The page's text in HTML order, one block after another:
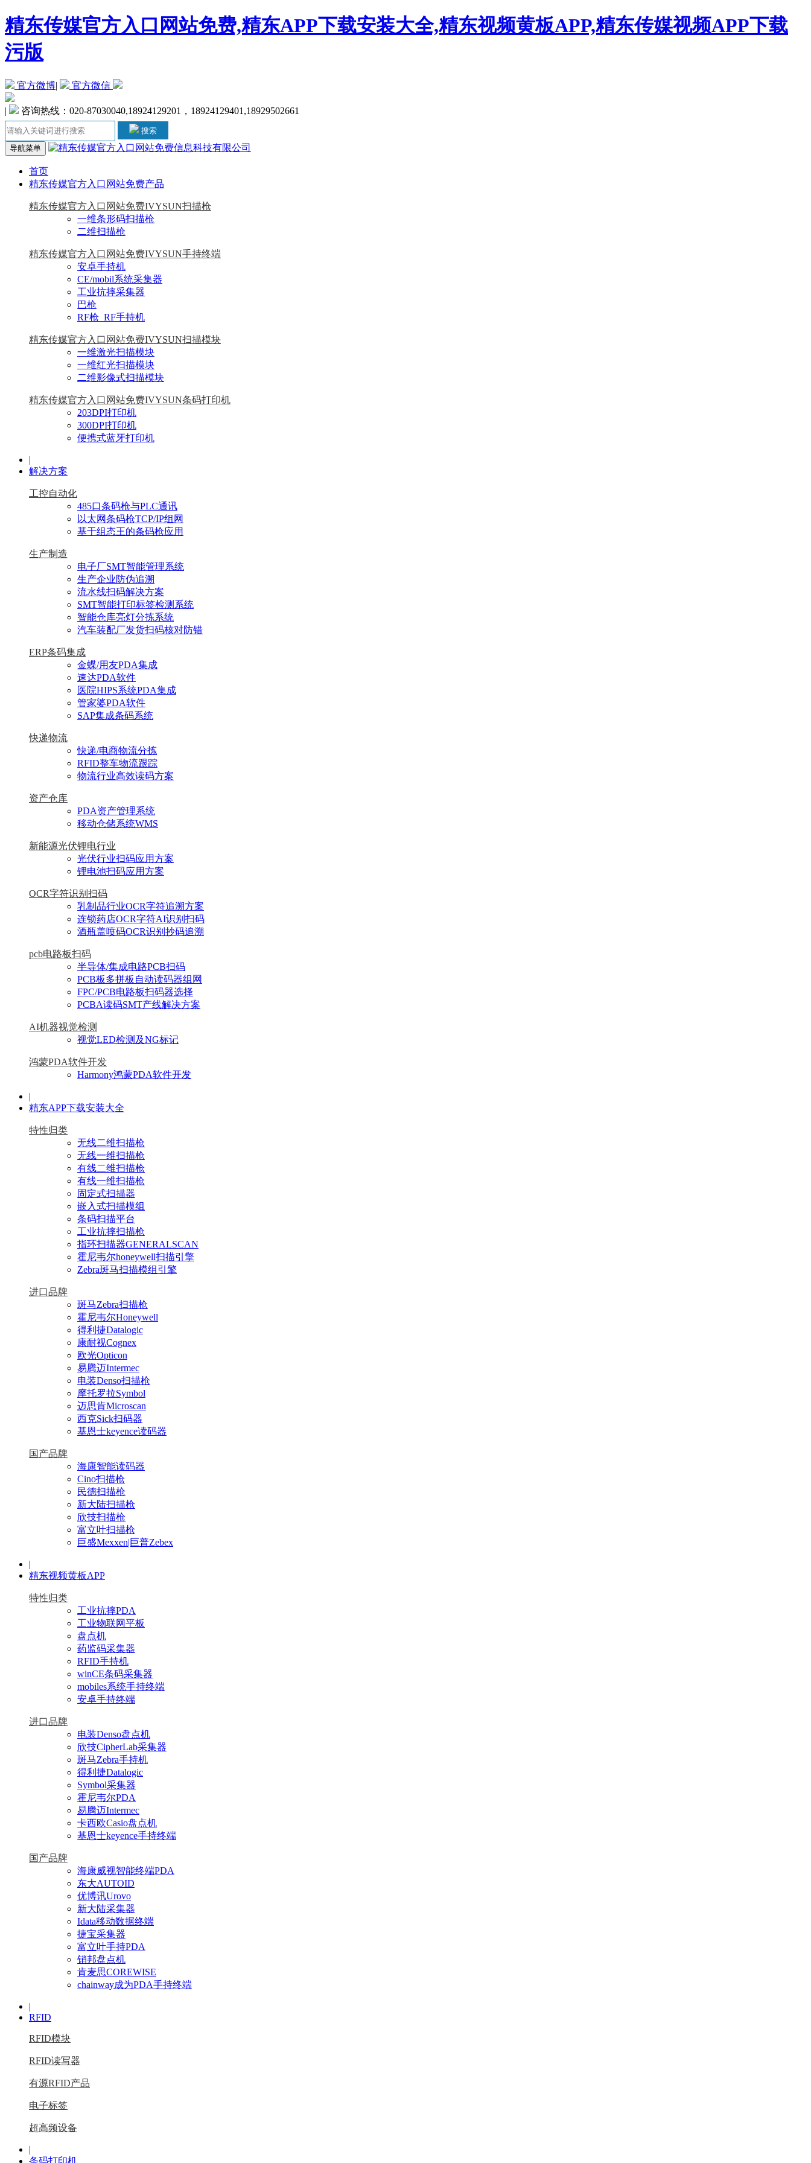
精东传媒官方入口网站免费,精东APP下载安装大全,精东视频黄板APP,精东传媒视频APP下载
污版
官方微博| 官方微信
| 咨询热线：020-87030040,18924129201，18924129401,18929502661
搜索
导航菜单
首页
精东传媒官方入口网站免费产品
精东传媒官方入口网站免费IVYSUN扫描枪
一维条形码扫描枪
二维扫描枪
精东传媒官方入口网站免费IVYSUN手持终端
安卓手持机
CE/mobil系统采集器
工业抗摔采集器
巴枪
RF枪_RF手持机
精东传媒官方入口网站免费IVYSUN扫描模块
一维激光扫描模块
一维红光扫描模块
二维影像式扫描模块
精东传媒官方入口网站免费IVYSUN条码打印机
203DPI打印机
300DPI打印机
便携式蓝牙打印机
|
解决方案
工控自动化
485口条码枪与PLC通讯
以太网条码枪TCP/IP组网
基于组态王的条码枪应用
生产制造
电子厂SMT智能管理系统
生产企业防伪追溯
流水线扫码解决方案
SMT智能打印标签检测系统
智能仓库亮灯分拣系统
汽车装配厂发货扫码核对防错
ERP条码集成
金蝶/用友PDA集成
速达PDA软件
医院HIPS系统PDA集成
管家婆PDA软件
SAP集成条码系统
快递物流
快递/电商物流分拣
RFID整车物流跟踪
物流行业高效读码方案
资产仓库
PDA资产管理系统
移动仓储系统WMS
新能源光伏锂电行业
光伏行业扫码应用方案
锂电池扫码应用方案
OCR字符识别扫码
乳制品行业OCR字符追溯方案
连锁药店OCR字符AI识别扫码
酒瓶盖喷码OCR识别抄码追溯
pcb电路板扫码
半导体/集成电路PCB扫码
PCB板多拼板自动读码器组网
FPC/PCB电路板扫码器选择
PCBA读码SMT产线解决方案
AI机器视觉检测
视觉LED检测及NG标记
鸿蒙PDA软件开发
Harmony鸿蒙PDA软件开发
|
精东APP下载安装大全
特性归类
无线二维扫描枪
无线一维扫描枪
有线二维扫描枪
有线一维扫描枪
固定式扫描器
嵌入式扫描模组
条码扫描平台
工业抗摔扫描枪
指环扫描器GENERALSCAN
霍尼韦尔honeywell扫描引擎
Zebra斑马扫描模组引擎
进口品牌
斑马Zebra扫描枪
霍尼韦尔Honeywell
得利捷Datalogic
康耐视Cognex
欧光Opticon
易腾迈Intermec
电装Denso扫描枪
摩托罗拉Symbol
迈思肯Microscan
西克Sick扫码器
基恩士keyence读码器
国产品牌
海康智能读码器
Cino扫描枪
民德扫描枪
新大陆扫描枪
欣技扫描枪
富立叶扫描枪
巨盛Mexxen|巨普Zebex
|
精东视频黄板APP
特性归类
工业抗摔PDA
工业物联网平板
盘点机
药监码采集器
RFID手持机
winCE条码采集器
mobiles系统手持终端
安卓手持终端
进口品牌
电装Denso盘点机
欣技CipherLab采集器
斑马Zebra手持机
得利捷Datalogic
Symbol采集器
霍尼韦尔PDA
易腾迈Intermec
卡西欧Casio盘点机
基恩士keyence手持终端
国产品牌
海康威视智能终端PDA
东大AUTOID
优博讯Urovo
新大陆采集器
Idata移动数据终端
捷宝采集器
富立叶手持PDA
销邦盘点机
肯麦思COREWISE
chainway成为PDA手持终端
|
RFID
RFID模块
RFID读写器
有源RFID产品
电子标签
超高频设备
|
条码打印机